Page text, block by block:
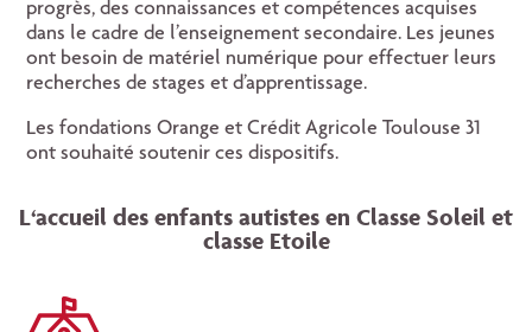
progrès, des connaissances et compétences acquises
dans le cadre de l’enseignement secondaire. Les jeunes
ont besoin de matériel numérique pour effectuer leurs
recherches de stages et d’apprentissage.
Les fondations Orange et Crédit Agricole Toulouse 31
ont souhaité soutenir ces dispositifs.
L‘accueil des enfants autistes en Classe Soleil et
classe Etoile